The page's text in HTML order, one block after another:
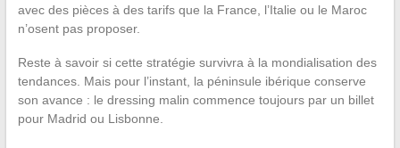
avec des pièces à des tarifs que la France, l’Italie ou le Maroc
n’osent pas proposer.
Reste à savoir si cette stratégie survivra à la mondialisation des
tendances. Mais pour l’instant, la péninsule ibérique conserve
son avance : le dressing malin commence toujours par un billet
pour Madrid ou Lisbonne.